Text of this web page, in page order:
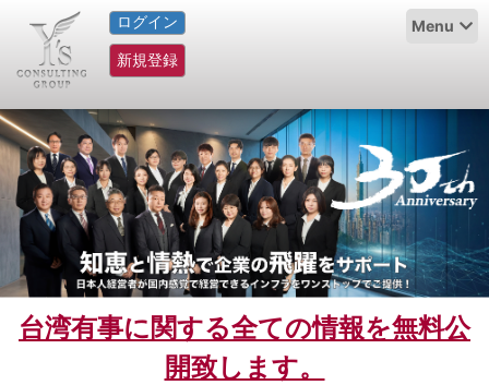
ログイン
新規登録
Menu
HOME
サービス紹介
コラム
グループ概要
採用情報
お問い合わせ
日本人にPR
台湾有事に関する全ての情報を無料公
開致します。